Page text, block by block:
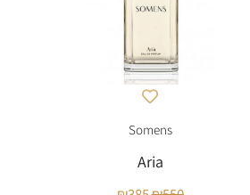
Somens
Aria